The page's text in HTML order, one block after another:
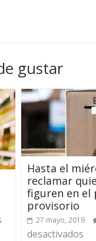
gustar
Hasta el
reclamar
figuren en el
provisorio
27 mayo, 2019
desactivados